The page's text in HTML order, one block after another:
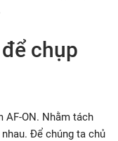
chụp
AF-ON. Nhằm tách
Để chúng ta chủ